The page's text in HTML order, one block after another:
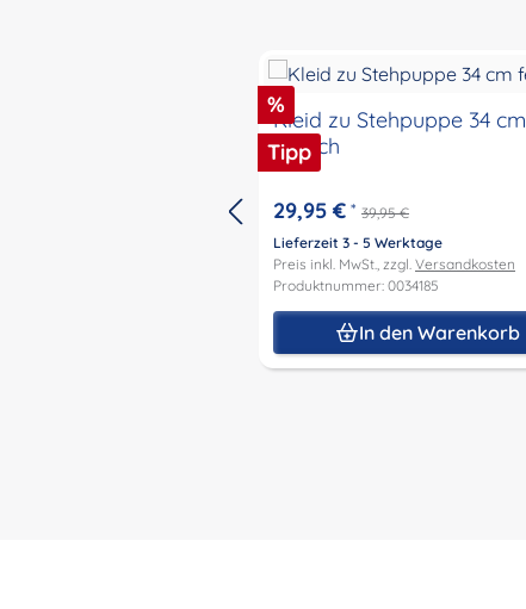
Rabatt
%
Tipp
Kleid zu Stehpuppe 34 cm
festlich
29,95 € * 39,95 €
Lieferzeit 3 - 5 Werktage
Preis inkl. MwSt., zzgl. Versandkosten
Produktnummer: 0034185
In den Warenkorb